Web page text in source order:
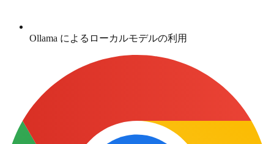
Ollama によるローカルモデルの利用